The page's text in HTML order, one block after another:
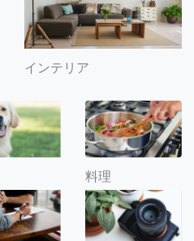
インテリア
料理